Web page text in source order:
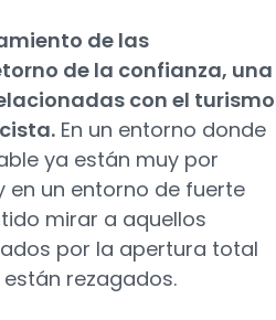
de las
de la confianza, una
con el turismo
En un entorno donde
ya están muy por
en un entorno de fuerte
mirar a aquellos
por la apertura total
rezagados.